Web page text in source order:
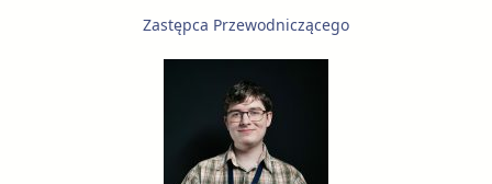
Zastępca Przewodniczącego